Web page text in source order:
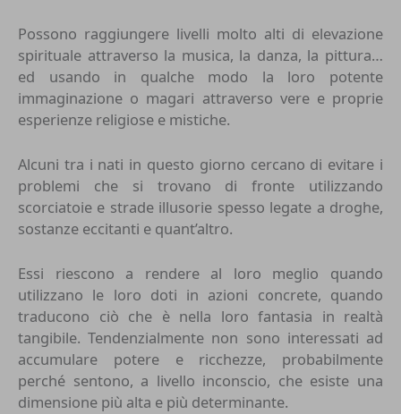
Possono raggiungere livelli molto alti di elevazione
spirituale attraverso la musica, la danza, la pittura…
ed usando in qualche modo la loro potente
immaginazione o magari attraverso vere e proprie
esperienze religiose e mistiche.
Alcuni tra i nati in questo giorno cercano di evitare i
problemi che si trovano di fronte utilizzando
scorciatoie e strade illusorie spesso legate a droghe,
sostanze eccitanti e quant’altro.
Essi riescono a rendere al loro meglio quando
utilizzano le loro doti in azioni concrete, quando
traducono ciò che è nella loro fantasia in realtà
tangibile. Tendenzialmente non sono interessati ad
accumulare potere e ricchezze, probabilmente
perché sentono, a livello inconscio, che esiste una
dimensione più alta e più determinante.